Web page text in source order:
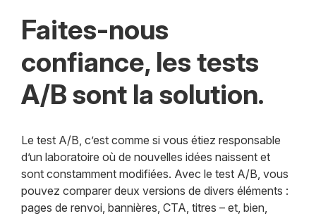
Faites-nous
confiance, les tests
A/B sont la solution.
Le test A/B, c’est comme si vous étiez responsable
d’un laboratoire où de nouvelles idées naissent et
sont constamment modifiées. Avec le test A/B, vous
pouvez comparer deux versions de divers éléments :
pages de renvoi, bannières, CTA, titres – et, bien,